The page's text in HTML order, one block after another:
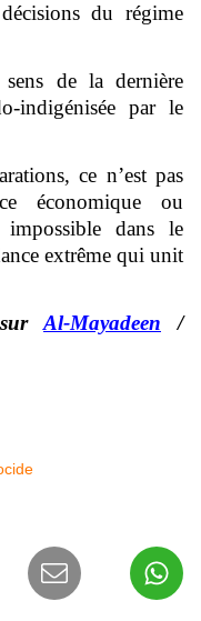
du régime
de la dernière
indigénisée par le
ce n’est pas
économique ou
dans le
extrême qui unit
Al-Mayadeen /